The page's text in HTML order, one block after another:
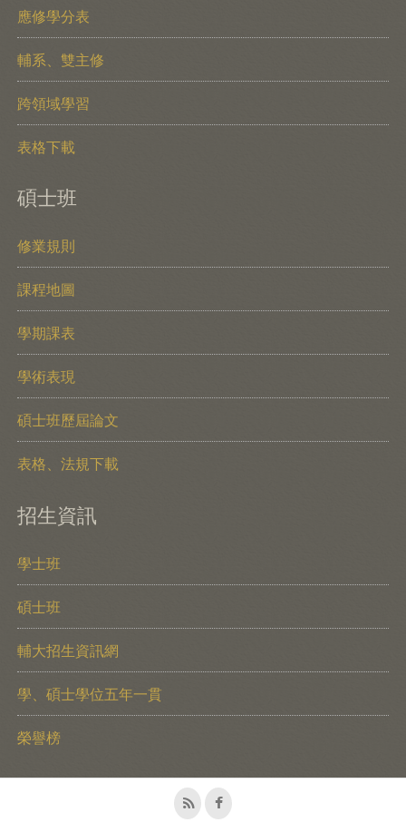
應修學分表
輔系、雙主修
跨領域學習
表格下載
碩士班
修業規則
課程地圖
學期課表
學術表現
碩士班歷屆論文
表格、法規下載
招生資訊
學士班
碩士班
輔大招生資訊網
學、碩士學位五年一貫
榮譽榜